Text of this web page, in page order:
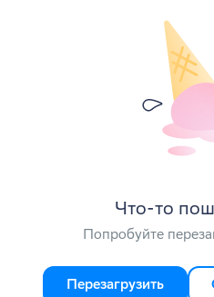
Что-то
Попробуйте
Перезагрузить